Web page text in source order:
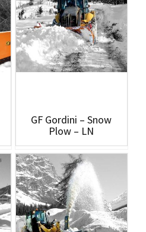
GF Gordini – Snow
Plow – LN